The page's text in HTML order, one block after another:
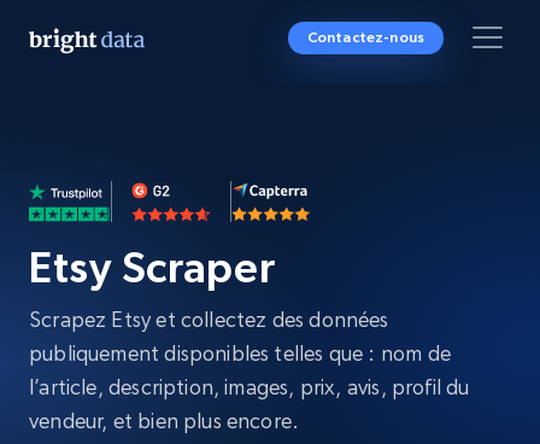
Contactez-nous
Etsy Scraper
Scrapez Etsy et collectez des données
publiquement disponibles telles que : nom de
l’article, description, images, prix, avis, profil du
vendeur, et bien plus encore.